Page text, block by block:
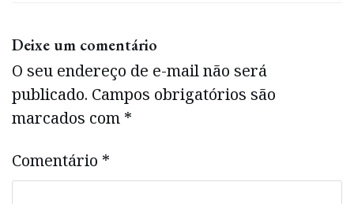
Deixe um comentário
O seu endereço de e-mail não será
publicado. Campos obrigatórios são
marcados com *
Comentário *